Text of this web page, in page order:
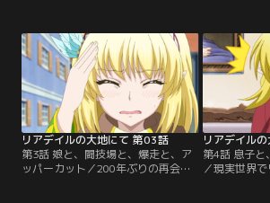
てしまう。ふと目を覚ますとそこは
VRMMORPG『リアデイル』の世
界、しかも自らはアバターのハイエ
ルフ“ケーナ”の姿であった。しか
し、そこは彼女が知るゲーム世界と
は様子が違っていて--！？
る。しかし
カルゴには容
かった。そん
フ、カータ
たちの近況
リアデイルの大地にて 第03話
第3話 娘と、闘技場と、爆走と、ア
ッパーカット／200年ぶりの再会を
リアデイル
第4話 息子と
／現実世界